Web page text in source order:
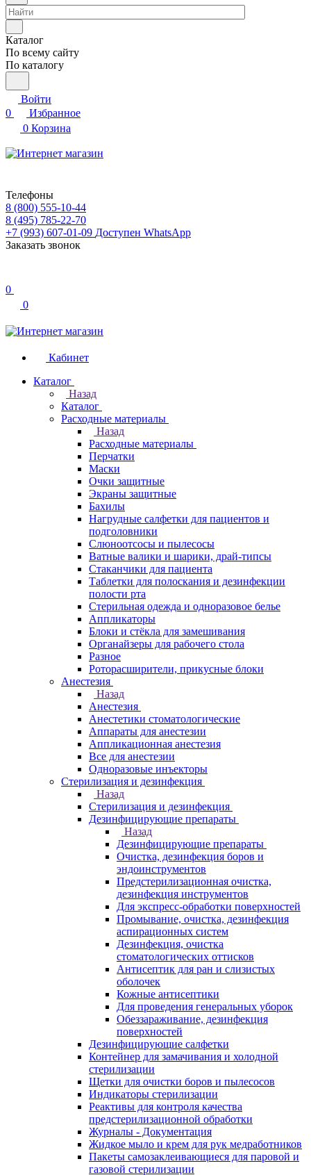
Каталог
По всему сайту
По каталогу
Войти
0
Избранное
0 Корзина
Телефоны
8 (800) 555-10-44
8 (495) 785-22-70
+7 (993) 607-01-09 Доступен WhatsApp
Заказать звонок
0
0
Кабинет
Каталог
Назад
Каталог
Расходные материалы
Назад
Расходные материалы
Перчатки
Маски
Очки защитные
Экраны защитные
Бахилы
Нагрудные салфетки для пациентов и
подголовники
Слюноотсосы и пылесосы
Ватные валики и шарики, драй-типсы
Стаканчики для пациента
Таблетки для полоскания и дезинфекции
полости рта
Стерильная одежда и одноразовое белье
Аппликаторы
Блоки и стёкла для замешивания
Органайзеры для рабочего стола
Разное
Роторасширители, прикусные блоки
Анестезия
Назад
Анестезия
Анестетики стоматологические
Аппараты для анестезии
Аппликационная анестезия
Все для анестезии
Одноразовые инъекторы
Стерилизация и дезинфекция
Назад
Стерилизация и дезинфекция
Дезинфицирующие препараты
Назад
Дезинфицирующие препараты
Очистка, дезинфекция боров и
эндоинструментов
Предстерилизационная очистка,
дезинфекция инструментов
Для экспресс-обработки поверхностей
Промывание, очистка, дезинфекция
аспирационных систем
Дезинфекция, очистка
стоматологических оттисков
Антисептик для ран и слизистых
оболочек
Кожные антисептики
Для проведения генеральных уборок
Обеззараживание, дезинфекция
поверхностей
Дезинфицирующие салфетки
Контейнер для замачивания и холодной
стерилизации
Щетки для очистки боров и пылесосов
Индикаторы стерилизации
Реактивы для контроля качества
предстерилизационной обработки
Журналы - Документация
Жидкое мыло и крем для рук медработников
Пакеты самозаклеивающиеся для паровой и
газовой стерилизации